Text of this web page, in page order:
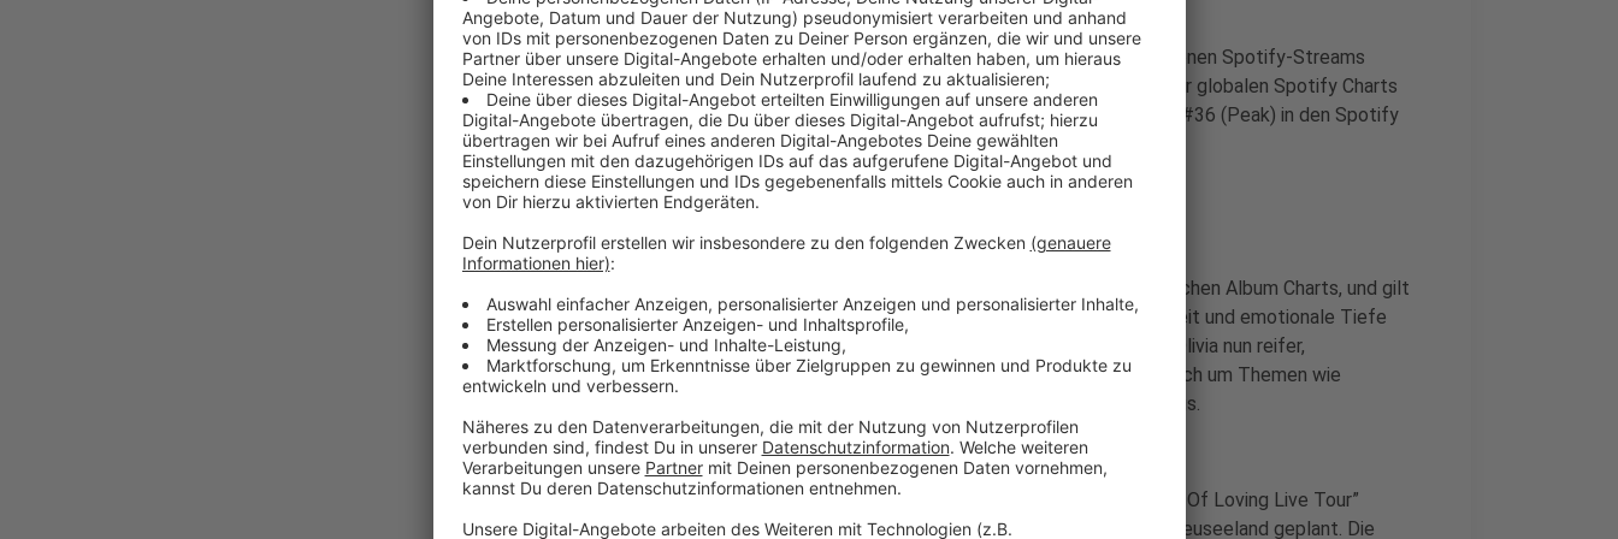
So Easy (To Fall In Love)“ konnte weltweit bereits über 400 Millionen Spotify-Streams
erreichen. Im Februar 2026 stieg der Song auf Platz #6 (Peak) der globalen Spotify Charts
auf. In Deutschland konnte sich „So Easy (To Fall In Love)“ Platz #36 (Peak) in den Spotify
Charts sichern.
„The Art Of Loving“ erreichte 2025 Platz #6 der offiziellen deutschen Album Charts, und gilt
als ihr persönlichstes Werk, welches durch seine Wärme, Ehrlichkeit und emotionale Tiefe
besticht. Aufbauend auf dem Erfolg ihres Debüts „Messy“ wirkt Olivia nun reifer,
nachdenklicher und zugänglicher als je zuvor. Ihre Songs drehen sich um Themen wie
Selbstfindung, Beziehungen und die kleinen Wahrheiten des Alltags.
Olivia Dean hat im April ihre bislang größte internationale „The Art Of Loving Live Tour”
gestartet. Konzerte sind in Europa, Nordamerika, Australien und Neuseeland geplant. Die